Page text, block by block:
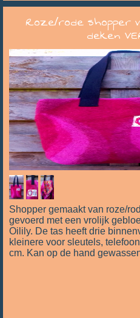
Roze/rode shopper
deken
Shopper gemaakt van roze/
gevoerd met een vrolijk
Oilily. De tas heeft drie
kleinere voor sleutels,
cm. Kan op de hand